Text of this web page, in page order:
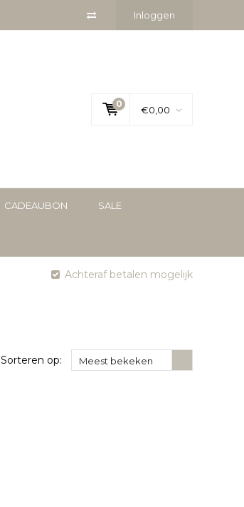
Inloggen
0
€0,00
CADEAUBON SALE
Achteraf betalen mogelijk
Sorteren op: Meest bekeken